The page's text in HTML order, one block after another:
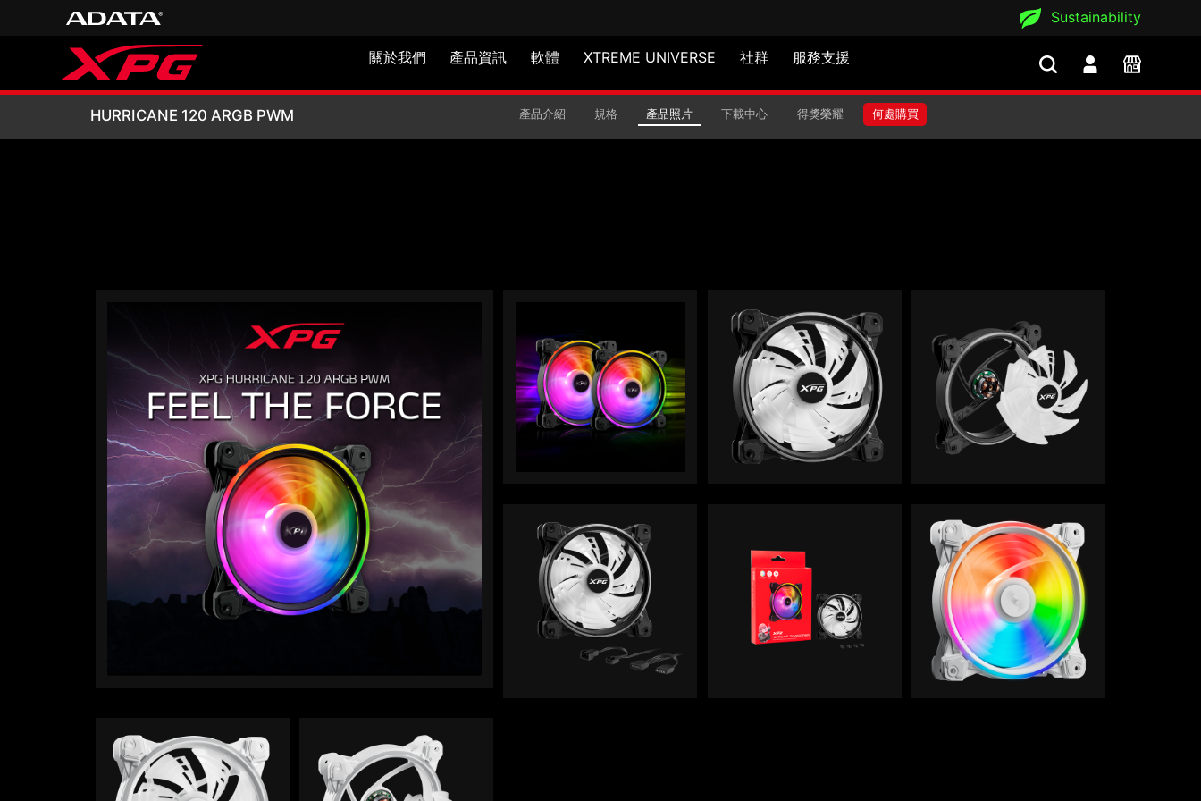
Sustainability
關於我們 產品資訊 軟體 XTREME UNIVERSE 社群 服務支援
HURRICANE 120 ARGB PWM
HURRICANE 120 ARGB PWM 產品介紹 規格 產品照片 下載中心 得獎榮耀 何處購買